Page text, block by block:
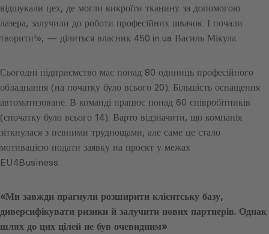
відшукали цех, де могли викроїти тканину за допомогою
лазера, залучили до роботи професійних швачок. І почали
творити!», — ділиться власник 450.in.ua Василь Мікула.
Сьогодні підприємство має понад 80 одиниць професійного
обладнання (на початку було всього 20). Більшість оснащення
автоматизоване. В команді працює понад 60 співробітників
(спочатку було всього 14). Варто відзначити, що компанія
зіткнулася з певними труднощами, але саме це стало
мотивацією подати заявку на проєкт у межах
EU4Business.
«Ми завжди прагнули розширити клієнтську базу,
диверсифікувати ризики й залучити нових партнерів. Однак
шлях до цих цілей не був очевидним»